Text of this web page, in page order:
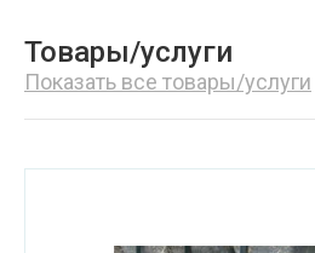
Товары/услуги
Показать все товары/услуги